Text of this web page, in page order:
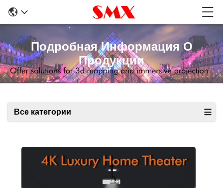
Подробная Информация О
Продукции
Все категории